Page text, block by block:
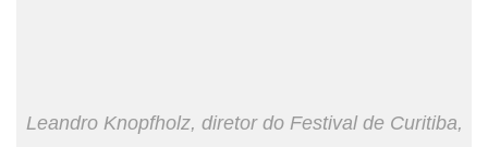
Leandro Knopfholz, diretor do Festival de Curitiba,